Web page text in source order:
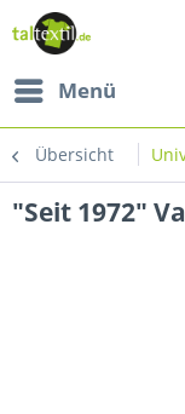
Menü
Übersicht
"Seit 1972"